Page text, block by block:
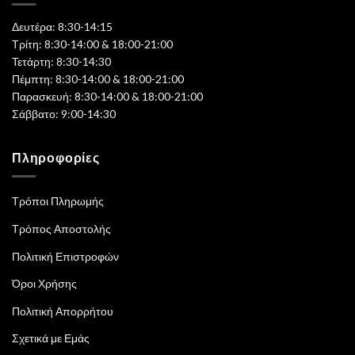
Δευτέρα: 8:30-14:15
Τρίτη: 8:30-14:00 & 18:00-21:00
Τετάρτη: 8:30-14:30
Πέμπτη: 8:30-14:00 & 18:00-21:00
Παρασκευή: 8:30-14:00 & 18:00-21:00
Σάββατο: 9:00-14:30
Πληροφορίες
Τρόποι Πληρωμής
Τρόπος Αποστολής
Πολιτική Επιστροφών
Όροι Χρήσης
Πολιτική Απορρήτου
Σχετικά με Εμάς